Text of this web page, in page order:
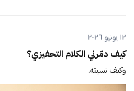
١٢ يونيو ٢٠٢٦
كيف دمّرني الكلام التحفيزي؟
وكيف نسيته.